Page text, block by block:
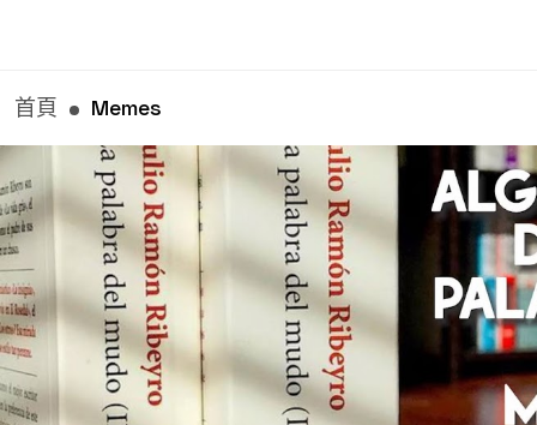
首頁 Memes